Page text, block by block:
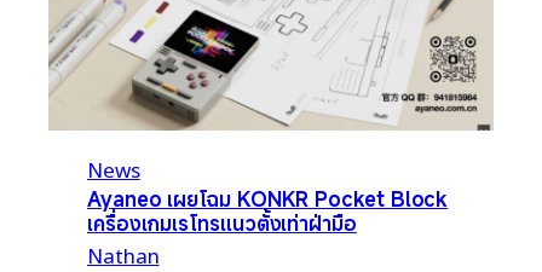
News
Ayaneo เผยโฉม KONKR Pocket Block
เครื่องเกมเรโทรแนวตั้งเท่าฝ่ามือ
Nathan